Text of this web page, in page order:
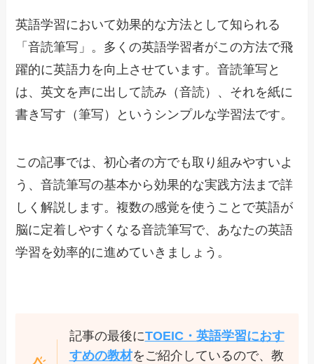
英語学習において効果的な方法として知られる
「音読筆写」。多くの英語学習者がこの方法で飛
躍的に英語力を向上させています。音読筆写と
は、英文を声に出して読み（音読）、それを紙に
書き写す（筆写）というシンプルな学習法です。
この記事では、初心者の方でも取り組みやすいよ
う、音読筆写の基本から効果的な実践方法まで詳
しく解説します。複数の感覚を使うことで英語が
脳に定着しやすくなる音読筆写で、あなたの英語
学習を効率的に進めていきましょう。
記事の最後にTOEIC・英語学習におす
すめの教材をご紹介しているので、教